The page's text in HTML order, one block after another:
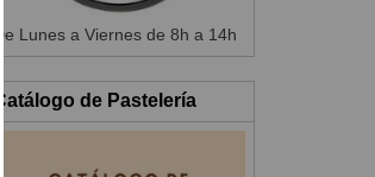
De Lunes a Viernes de 8h a 14h
Catálogo de Pastelería